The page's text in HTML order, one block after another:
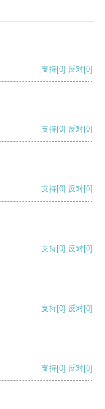
支持[0] 反对[0]
支持[0] 反对[0]
支持[0] 反对[0]
支持[0] 反对[0]
支持[0] 反对[0]
支持[0] 反对[0]